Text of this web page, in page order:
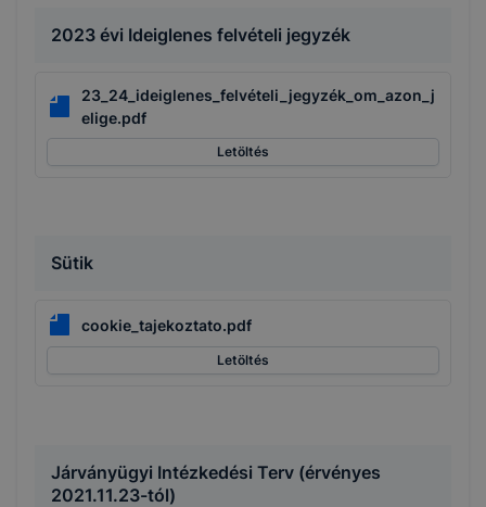
2023 évi Ideiglenes felvételi jegyzék
23_24_ideiglenes_felvételi_jegyzék_om_azon_j
elige.pdf
Letöltés
Sütik
cookie_tajekoztato.pdf
Letöltés
Járványügyi Intézkedési Terv (érvényes
2021.11.23-tól)